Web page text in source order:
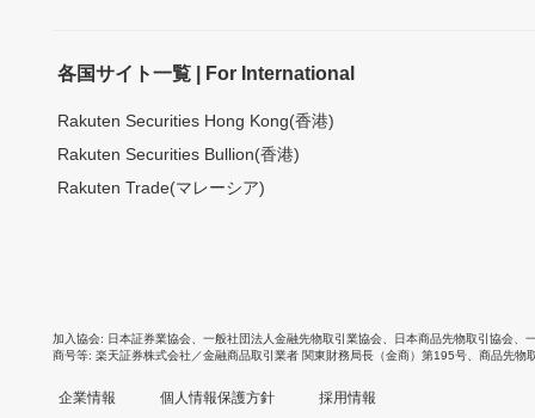
各国サイト一覧 | For International
Rakuten Securities Hong Kong(香港)
Rakuten Securities Bullion(香港)
Rakuten Trade(マレーシア)
加入協会 日本証券業協会 一般社団法人金融先物取引業協会 日本商品先物取引協会
商号等 楽天証券株式会社／金融商品取引業者 関東財務局長（金商）第195号、商品先物
企業情報 個人情報保護方針 採用情報